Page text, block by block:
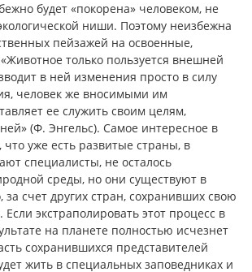
будет «покорена» человеком, не
ниши. Поэтому неизбежна
пейзажей на освоенные,
только пользуется внешней
в ней изменения просто в силу
человек же вносимыми им
ее служить своим целям,
ней» (Ф. Энгельс). Самое интересное в
что уже есть развитые страны, в
специалисты, не осталось
среды, но они существуют в
счет других стран, сохранивших свою
экстраполировать этот процесс в
на планете полностью исчезнет
сохранившихся представителей
жить в специальных заповедниках и